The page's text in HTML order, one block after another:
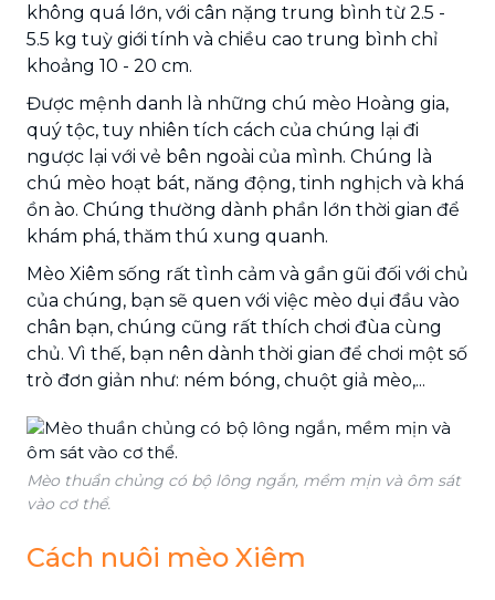
không quá lớn, với cân nặng trung bình từ 2.5 -
5.5 kg tuỳ giới tính và chiều cao trung bình chỉ
khoảng 10 - 20 cm.
Được mệnh danh là những chú mèo Hoàng gia,
quý tộc, tuy nhiên tích cách của chúng lại đi
ngược lại với vẻ bên ngoài của mình. Chúng là
chú mèo hoạt bát, năng động, tinh nghịch và khá
ồn ào. Chúng thường dành phần lớn thời gian để
khám phá, thăm thú xung quanh.
Mèo Xiêm sống rất tình cảm và gần gũi đối với chủ
của chúng, bạn sẽ quen với việc mèo dụi đầu vào
chân bạn, chúng cũng rất thích chơi đùa cùng
chủ. Vì thế, bạn nên dành thời gian để chơi một số
trò đơn giản như: ném bóng, chuột giả mèo,...
Mèo thuần chủng có bộ lông ngắn, mềm mịn và ôm sát
vào cơ thể.
Cách nuôi mèo Xiêm